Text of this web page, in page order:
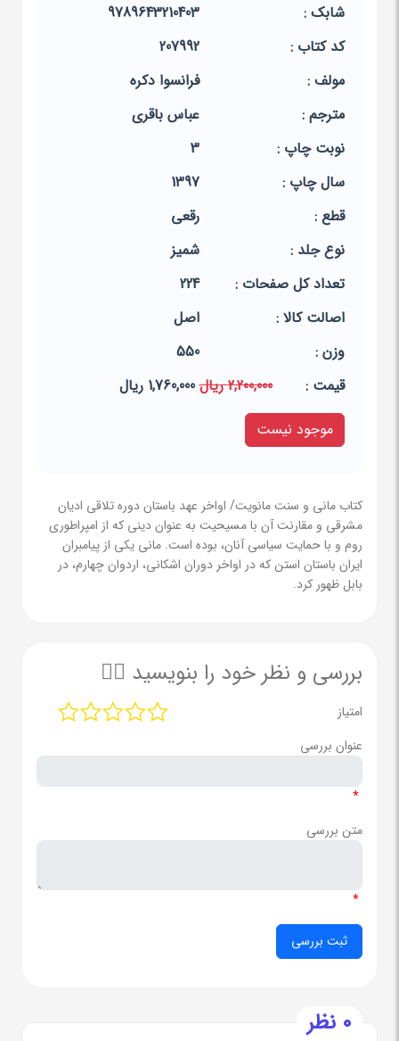
شابک :
9789643210403
کد کتاب :
207992
مولف :
فرانسوا دکره‏
مترجم :
عباس‏ باقری‏
نوبت چاپ :
3
سال چاپ :
1397
قطع :
رقعی
نوع جلد :
شمیز
تعداد کل صفحات :
224
اصالت کالا :
اصل
وزن :
550
قيمت :
2,200,000 ریال
1,760,000 ریال
موجود نیست
کتاب مانی و سنت مانویت/ اواخر عهد باستان دوره تلاقی ادیان
مشرقی و مقارنت آن با مسیحیت به عنوان دینی که از امپراطوری
روم و با حمایت سیاسی آنان، بوده است. مانی یکی از پیامبران
ایران باستان استن که در اواخر دوران اشکانی، اردوان چهارم، در
بابل ظهور کرد.
بررسی و نظر خود را بنویسید ✍🏻
امتیاز
عنوان بررسی
*
متن بررسی
*
0 نظر